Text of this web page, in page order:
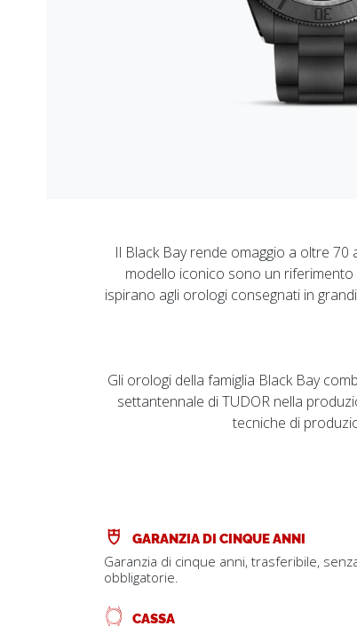
Il Black Bay rende omaggio a oltre
modello iconico sono un riferimento
ispirano agli orologi consegnati in
Gli orologi della famiglia Black Bay
settantennale di TUDOR nella
tecniche di
GARANZIA DI CINQUE ANNI
Garanzia di cinque anni, trasferibile,
obbligatorie.
CASSA